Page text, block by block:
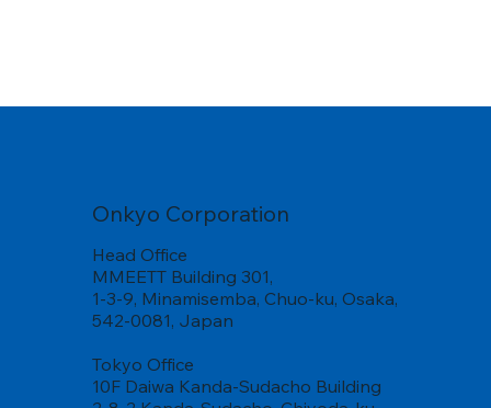
Onkyo Corporation
Head Office
MMEETT Building 301,
1-3-9, Minamisemba, Chuo-ku, Osaka,
542-0081, Japan
Tokyo Office
10F Daiwa Kanda-Sudacho Building